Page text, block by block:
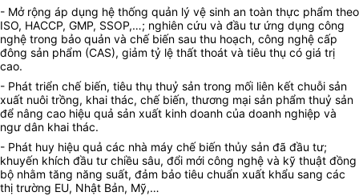
- Mở rộng áp dụng hệ thống quản lý vệ sinh an toàn thực phẩm theo
ISO, HACCP, GMP, SSOP,…; nghiên cứu và đầu tư ứng dụng công
nghệ trong bảo quản và chế biến sau thu hoạch, công nghệ cấp
đông sản phẩm (CAS), giảm tỷ lệ thất thoát và tiêu thụ có giá trị
cao.
- Phát triển chế biến, tiêu thụ thuỷ sản trong mối liên kết chuỗi sản
xuất nuôi trồng, khai thác, chế biến, thương mại sản phẩm thuỷ sản
để nâng cao hiệu quả sản xuất kinh doanh của doanh nghiệp và
ngư dân khai thác.
- Phát huy hiệu quả các nhà máy chế biến thủy sản đã đầu tư;
khuyến khích đầu tư chiều sâu, đổi mới công nghệ và kỹ thuật đồng
bộ nhằm tăng năng suất, đảm bảo tiêu chuẩn xuất khẩu sang các
thị trường EU, Nhật Bản, Mỹ,…